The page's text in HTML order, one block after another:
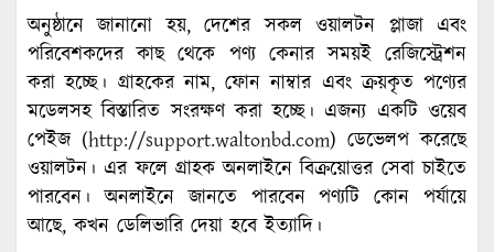
অনুষ্ঠানে জানানো হয়, দেশের সকল ওয়ালটন প্লাজা এবং
পরিবেশকদের কাছ থেকে পণ্য কেনার সময়ই রেজিস্ট্রেশন
করা হচ্ছে। গ্রাহকের নাম, ফোন নাম্বার এবং ক্রয়কৃত পণ্যের
মডেলসহ বিস্তারিত সংরক্ষণ করা হচ্ছে। এজন্য একটি ওয়েব
পেইজ (http://support.waltonbd.com) ডেভেলপ করেছে
ওয়ালটন। এর ফলে গ্রাহক অনলাইনে বিক্রয়োত্তর সেবা চাইতে
পারবেন। অনলাইনে জানতে পারবেন পণ্যটি কোন পর্যায়ে
আছে, কখন ডেলিভারি দেয়া হবে ইত্যাদি।